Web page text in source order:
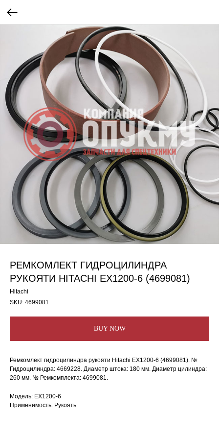
РЕМКОМЛЕКТ ГИДРОЦИЛИНДРА
РУКОЯТИ HITACHI EX1200-6 (4699081)
Hitachi
SKU: 4699081
BUY NOW
Ремкомлект гидроцилиндра рукояти Hitachi EX1200-6 (4699081). №
Гидроцилиндра: 4669228. Диаметр штока: 180 мм. Диаметр цилиндра:
260 мм. № Ремкомплекта: 4699081.
Модель: EX1200-6
Применимость: Рукоять